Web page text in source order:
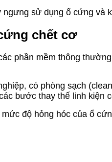
sử dụng ổ cứng và
chết cơ
phần mềm thông
có phòng sạch
bước thay thế linh kiện
độ hỏng hóc của ổ